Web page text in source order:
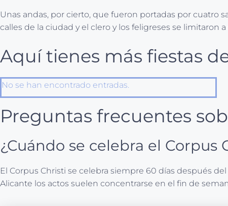
Unas andas, por cierto, que fueron portadas por cuatro
calles de la ciudad y el clero y los feligreses se limitaron
Aquí tienes más fiestas
No se han encontrado entradas.
Preguntas frecuentes
¿Cuándo se celebra el Corpus
El Corpus Christi se celebra siempre 60 días después
Alicante los actos suelen concentrarse en el fin de